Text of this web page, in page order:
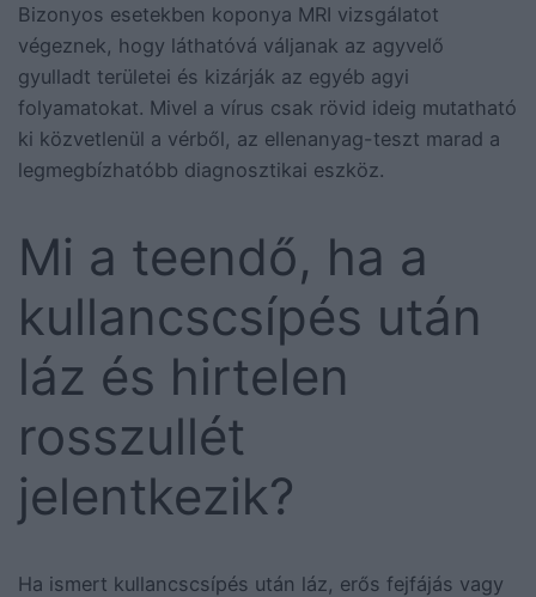
Bizonyos esetekben koponya MRI vizsgálatot
végeznek, hogy láthatóvá váljanak az agyvelő
gyulladt területei és kizárják az egyéb agyi
folyamatokat. Mivel a vírus csak rövid ideig mutatható
ki közvetlenül a vérből, az ellenanyag-teszt marad a
legmegbízhatóbb diagnosztikai eszköz.
Mi a teendő, ha a
kullancscsípés után
láz és hirtelen
rosszullét
jelentkezik?
Ha ismert kullancscsípés után láz, erős fejfájás vagy